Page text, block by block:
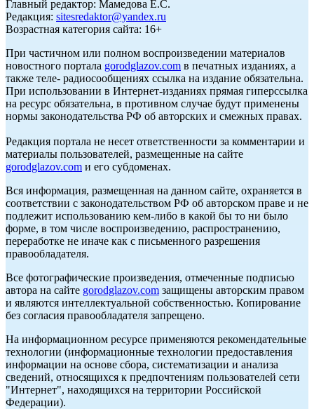
Главный редактор: Мамедова Е.С.
Редакция: sitesredaktor@yandex.ru
Возрастная категория сайта: 16+
При частичном или полном воспроизведении материалов
новостного портала gorodglazov.com в печатных изданиях, а
также теле- радиосообщениях ссылка на издание обязательна.
При использовании в Интернет-изданиях прямая гиперссылка
на ресурс обязательна, в противном случае будут применены
нормы законодательства РФ об авторских и смежных правах.
Редакция портала не несет ответственности за комментарии и
материалы пользователей, размещенные на сайте
gorodglazov.com и его субдоменах.
Вся информация, размещенная на данном сайте, охраняется в
соответствии с законодательством РФ об авторском праве и не
подлежит использованию кем-либо в какой бы то ни было
форме, в том числе воспроизведению, распространению,
переработке не иначе как с письменного разрешения
правообладателя.
Все фотографические произведения, отмеченные подписью
автора на сайте gorodglazov.com защищены авторским правом
и являются интеллектуальной собственностью. Копирование
без согласия правообладателя запрещено.
На информационном ресурсе применяются рекомендательные
технологии (информационные технологии предоставления
информации на основе сбора, систематизации и анализа
сведений, относящихся к предпочтениям пользователей сети
"Интернет", находящихся на территории Российской
Федерации).